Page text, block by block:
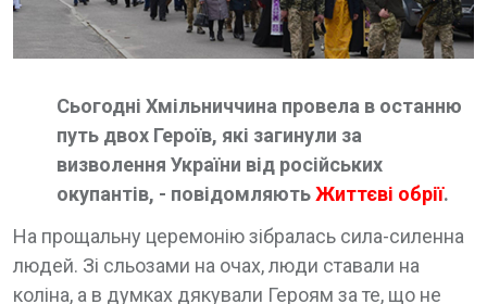
Сьогодні Хмільниччина провела в останню
путь двох Героїв, які загинули за
визволення України від російських
окупантів, - повідомляютьЖиттєві обрії.
На прощальну церемонію зібралась сила-силенна
людей. Зі сльозами на очах, люди ставали на
коліна, а в думках дякували Героям за те, що не